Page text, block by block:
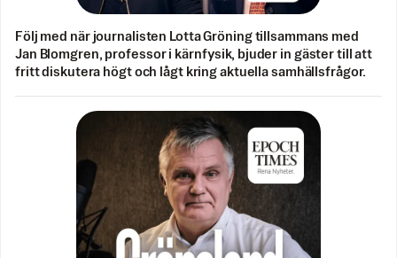
Följ med när journalisten Lotta Gröning tillsammans med
Jan Blomgren, professor i kärnfysik, bjuder in gäster till att
fritt diskutera högt och lågt kring aktuella samhällsfrågor.